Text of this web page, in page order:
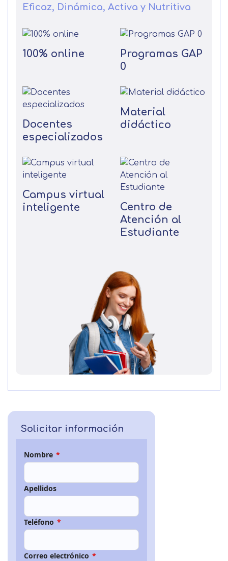
Eficaz, Dinámica, Activa y Nutritiva
100% online
Programas GAP
0
Docentes
especializados
Material
didáctico
Campus virtual
inteligente
Centro de
Atención al
Estudiante
Solicitar información
Nombre *
Apellidos
Teléfono *
Correo electrónico *